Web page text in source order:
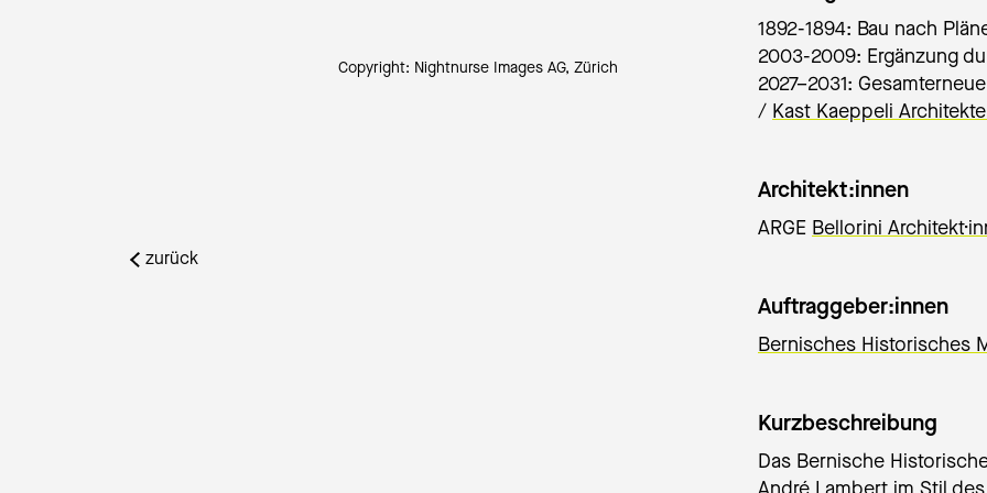
Copyright: Nightnurse Images AG, Zürich Copyright: Nightnurse
zurück
1892-1894: Bau nach
2003-2009: Ergänzung
2027–2031:
/ Kast Kaeppeli
Architekt:innen
ARGE Bellorini
Auftraggeber:innen
Bernisches Historisches
Kurzbeschreibung
Das Bernische